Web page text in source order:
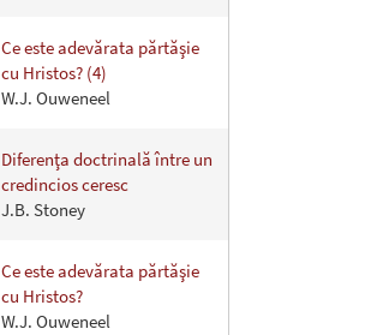
Ce este adevărata părtăşie
cu Hristos? (4)
W.J. Ouweneel
Diferenţa doctrinală între un
credincios ceresc
J.B. Stoney
Ce este adevărata părtăşie
cu Hristos?
W.J. Ouweneel